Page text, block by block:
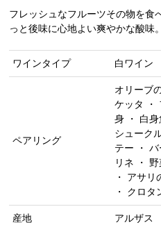
フレッシュなフルーツその物を食
っと後味に心地よい爽やかな酸味。
ワインタイプ 白ワイン
ペアリング
オリーブ
ケッタ ・
身 ・ 白身
シューク
テー ・
リネ ・
・ アサ
・ クロ
産地 アルザス